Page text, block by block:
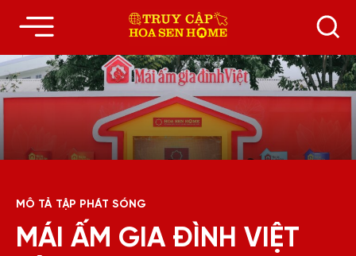
MÔ TẢ TẬP PHÁT SÓNG
MÁI ẤM GIA ĐÌNH VIỆT